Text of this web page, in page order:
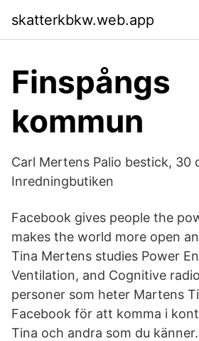
skatterkbkw.web.app
Finspångs
kommun
Carl Mertens Palio bestick, 30
Inredningbutiken
Facebook gives people the
makes the world more open
Tina Mertens studies Power
Ventilation, and Cognitive
personer som heter Martens
Facebook för att komma i
Tina och andra som du känner.